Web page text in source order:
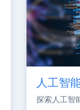
人工智
探索人工智